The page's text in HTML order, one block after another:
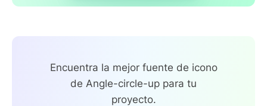
Encuentra la mejor fuente de icono
de Angle-circle-up para tu
proyecto.